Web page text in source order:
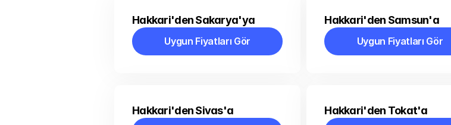
Hakkari'den Sakarya'ya
Uygun Fiyatları Gör
Uygun Fiyatları Gör
Hakkari'den Samsun'a
Uygun Fiyatları Gör
Uygun Fiyatları Gör
Hakkari'den Sivas'a Hakkari'den Tokat'a